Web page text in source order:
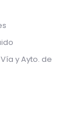
y Ayto. de